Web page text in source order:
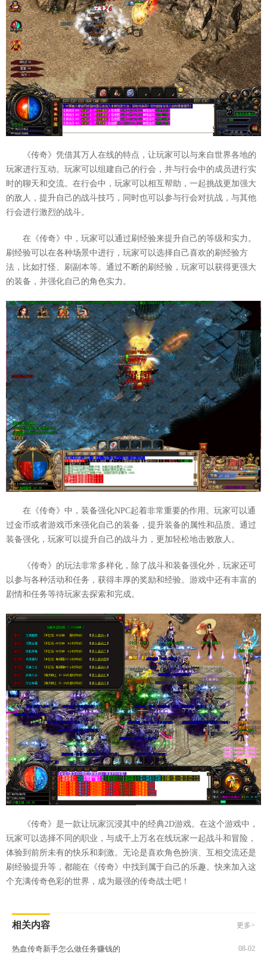
《传奇》凭借其万人在线的特点，让玩家可以与来自世界各地的
玩家进行互动。玩家可以组建自己的行会，并与行会中的成员进行实
时的聊天和交流。在行会中，玩家可以相互帮助，一起挑战更加强大
的敌人，提升自己的战斗技巧，同时也可以参与行会对抗战，与其他
行会进行激烈的战斗。
在《传奇》中，玩家可以通过刷经验来提升自己的等级和实力。
刷经验可以在各种场景中进行，玩家可以选择自己喜欢的刷经验方
法，比如打怪、刷副本等。通过不断的刷经验，玩家可以获得更强大
的装备，并强化自己的角色实力。
在《传奇》中，装备强化NPC起着非常重要的作用。玩家可以通
过金币或者游戏币来强化自己的装备，提升装备的属性和品质。通过
装备强化，玩家可以提升自己的战斗力，更加轻松地击败敌人。
《传奇》的玩法非常多样化，除了战斗和装备强化外，玩家还可
以参与各种活动和任务，获得丰厚的奖励和经验。游戏中还有丰富的
剧情和任务等待玩家去探索和完成。
《传奇》是一款让玩家沉浸其中的经典2D游戏。在这个游戏中，
玩家可以选择不同的职业，与成千上万名在线玩家一起战斗和冒险，
体验到前所未有的快乐和刺激。无论是喜欢角色扮演、互相交流还是
刷经验提升等，都能在《传奇》中找到属于自己的乐趣。快来加入这
个充满传奇色彩的世界，成为最强的传奇战士吧！
相关内容 更多>
热血传奇新手怎么做任务赚钱的 08-02